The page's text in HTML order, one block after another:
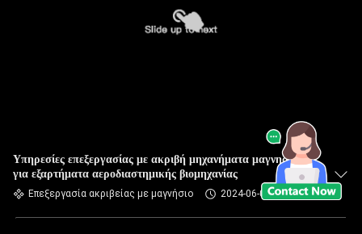
Υπηρεσίες επεξεργασίας με ακριβή μηχανήματα μαγνησίου
για εξαρτήματα αεροδιαστημικής βιομηχανίας
Επεξεργασία ακριβείας με μαγνήσιο 2024-06-03